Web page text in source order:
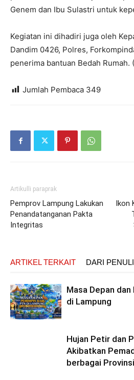
Genem dan Ibu Sulastri untuk
Kegiatan ini dihadiri juga oleh
Dandim 0426, Polres,
penerima bantuan Bedah Rumah.
Jumlah Pembaca 349
Artikulli paraprak
Pemprov Lampung Lakukan
Penandatanganan Pakta
Integritas
Ikon
ARTIKEL TERKAIT DARI
Masa Depan
di Lampung
Hujan Petir dan
Akibatkan
berbagai Provinsi